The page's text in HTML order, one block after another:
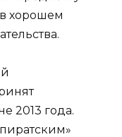
хорошем
2013 года.